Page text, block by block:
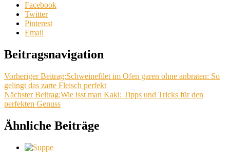
Facebook
Twitter
Pinterest
Email
Beitragsnavigation
Vorheriger Beitrag:Schweinefilet im Ofen garen ohne anbraten: So
gelingt das zarte Fleisch perfekt
Nächster Beitrag:Wie isst man Kaki: Tipps und Tricks für den
perfekten Genuss
Ähnliche Beiträge